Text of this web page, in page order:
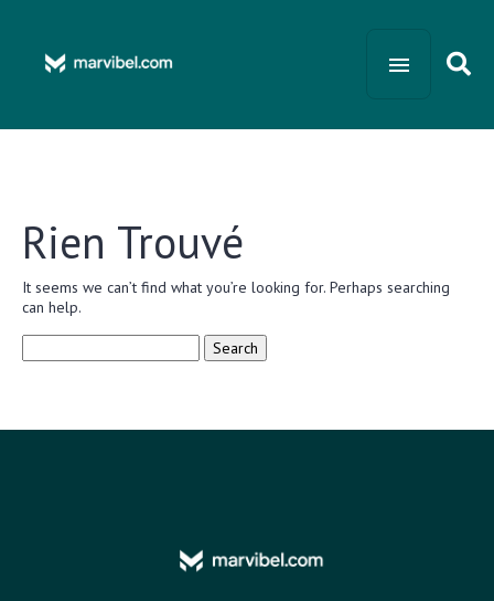
Rien Trouvé
It seems we can’t find what you’re looking for. Perhaps searching
can help.